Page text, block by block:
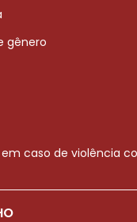
gênero
caso de violência